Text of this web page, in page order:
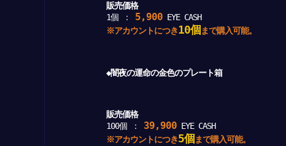
販売価格
1個 ： 5,900 EYE CASH
※アカウントにつき10個 まで購入可能。
◆闇夜の運命の金色のプレート箱
販売価格
100個 ： 39,900 EYE CASH
※アカウントにつき5個 まで購入可能。